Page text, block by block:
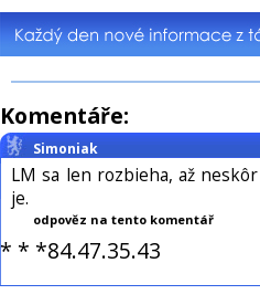
Komentáře:
Simoniak
LM sa len rozbieha, až
je.
odpověz na tento komentář
* * *84.47.35.43